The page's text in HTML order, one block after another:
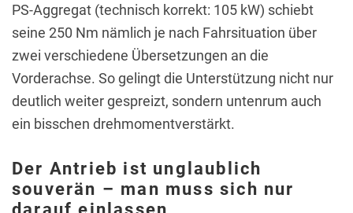
PS-Aggregat (technisch korrekt: 105 kW) schiebt
seine 250 Nm nämlich je nach Fahrsituation über
zwei verschiedene Übersetzungen an die
Vorderachse. So gelingt die Unterstützung nicht nur
deutlich weiter gespreizt, sondern untenrum auch
ein bisschen drehmomentverstärkt.
Der Antrieb ist unglaublich
souverän – man muss sich nur